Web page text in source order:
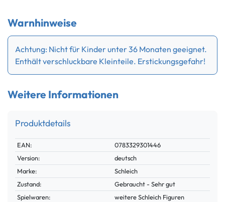
Warnhinweise
Achtung: Nicht für Kinder unter 36 Monaten geeignet.
Enthält verschluckbare Kleinteile. Erstickungsgefahr!
Weitere Informationen
Produktdetails
Technisches
Merkmal
Wert
EAN:
0783329301446
Version:
deutsch
Marke:
Schleich
Zustand:
Gebraucht - Sehr gut
Spielwaren:
weitere Schleich Figuren